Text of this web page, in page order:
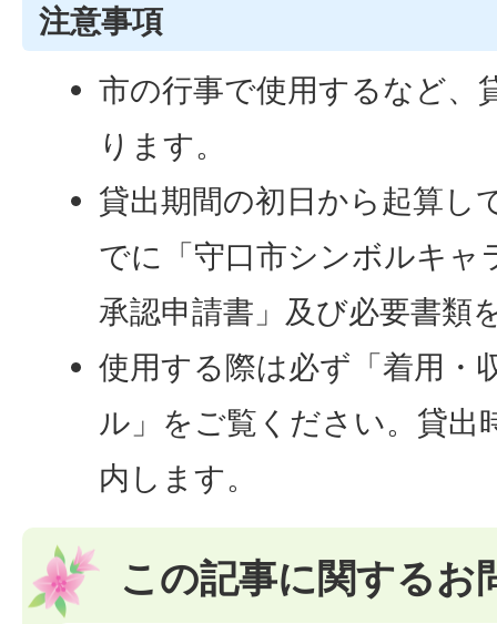
注意事項
市の行事で使用するなど、
ります。
貸出期間の初日から起算し
でに「守口市シンボルキャ
承認申請書」及び必要書類
使用する際は必ず「着用・
ル」をご覧ください。貸出
内します。
この記事に関するお